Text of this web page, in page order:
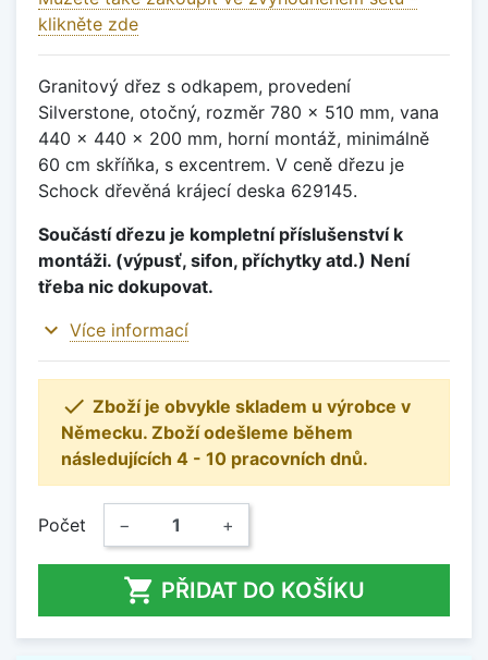
klikněte zde
Granitový dřez s odkapem, provedení
Silverstone, otočný, rozměr 780 x 510 mm, vana
440 x 440 x 200 mm, horní montáž, minimálně
60 cm skříňka, s excentrem. V ceně dřezu je
Schock dřevěná krájecí deska 629145.
Součástí dřezu je kompletní příslušenství k
montáži. (výpusť, sifon, příchytky atd.) Není
třeba nic dokupovat.
expand_more Více informací
 Zboží je obvykle skladem u výrobce v
Německu. Zboží odešleme během
následujících 4 - 10 pracovních dnů.
Počet − +
 PŘIDAT DO KOŠÍKU